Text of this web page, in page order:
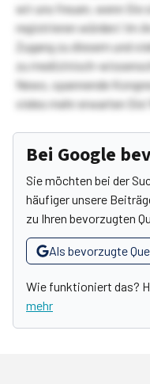
wir uns freuen, wenn Sie
registrieren würden! Im
Zugang zu diesem und
zu medizinisch-
News, spannende
vieles mehr erwarten
Bei Google
Sie möchten bei der
häufiger unsere
zu Ihren bevorzugten
Als bevorzugte
Wie funktioniert das?
mehr